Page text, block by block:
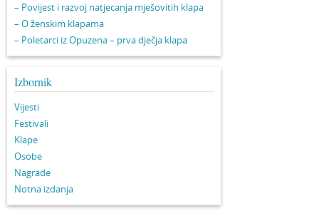
– Povijest i razvoj natjecanja mješovitih klapa
– O ženskim klapama
– Poletarci iz Opuzena – prva dječja klapa
Izbornik
Vijesti
Festivali
Klape
Osobe
Nagrade
Notna izdanja